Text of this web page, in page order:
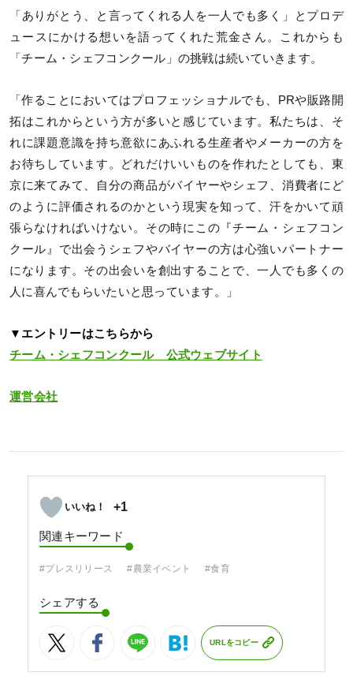
「ありがとう、と言ってくれる人を一人でも多く」とプロデ
ュースにかける想いを語ってくれた荒金さん。これからも
「チーム・シェフコンクール」の挑戦は続いていきます。
「作ることにおいてはプロフェッショナルでも、PRや販路開
拓はこれからという方が多いと感じています。私たちは、そ
れに課題意識を持ち意欲にあふれる生産者やメーカーの方を
お待ちしています。どれだけいいものを作れたとしても、東
京に来てみて、自分の商品がバイヤーやシェフ、消費者にど
のように評価されるのかという現実を知って、汗をかいて頑
張らなければいけない。その時にこの『チーム・シェフコン
クール』で出会うシェフやバイヤーの方は心強いパートナー
になります。その出会いを創出することで、一人でも多くの
人に喜んでもらいたいと思っています。」
▼エントリーはこちらから
チーム・シェフコンクール 公式ウェブサイト
運営会社
+1
関連キーワード
#プレスリリース #農業イベント #食育
シェアする
URLをコピー